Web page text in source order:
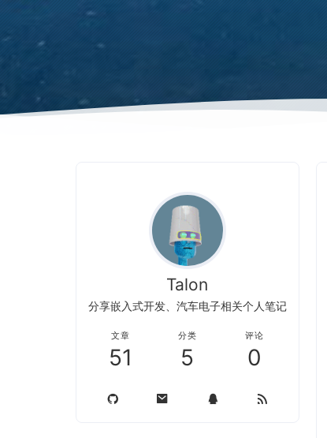
Talon
分享嵌入式开发、汽车电子相关个人笔记
文章
51
分类
5
评论
0